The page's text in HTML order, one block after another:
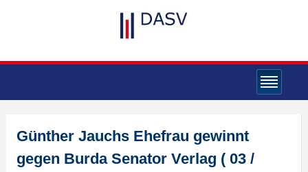
Günther Jauchs Ehefrau gewinnt
gegen Burda Senator Verlag ( 03 /